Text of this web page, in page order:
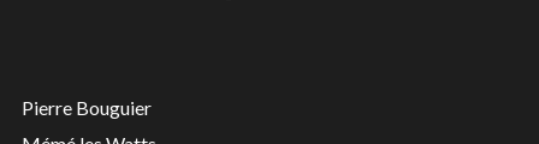
Pierre Bouguier